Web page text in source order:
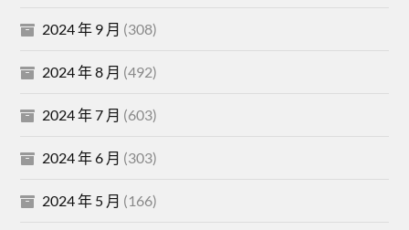
2024 年 9 月 (308)
2024 年 8 月 (492)
2024 年 7 月 (603)
2024 年 6 月 (303)
2024 年 5 月 (166)